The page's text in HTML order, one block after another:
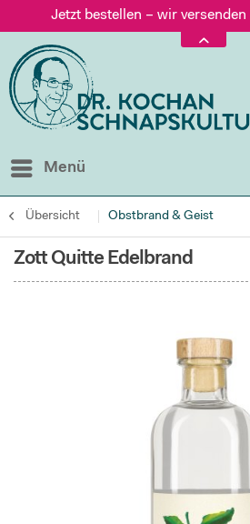
Jetzt bestellen – wir
Versand nur 5,60 €, gratis ab
Jetzt bestellen – wir versenden
Menü
Übersicht Obstbrand & Geist
Zott Quitte Edelbrand